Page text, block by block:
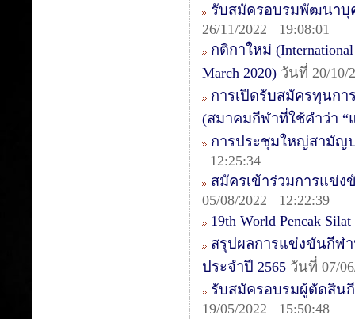
รับสมัครอบรมพัฒนาบุ
26/11/2022 19:08:01
กติกาใหม่ (International
March 2020) วันที่ 20/10/
การเปิดรับสมัครทุนกา
(สมาคมกีฬาที่ใช้คำว่า “
การประชุมใหญ่สามัญป
12:25:34
สมัครเข้าร่วมการแข่ง
05/08/2022 12:22:39
19th World Pencak
สรุปผลการแข่งขันกีฬ
ประจำปี 2565 วันที่ 07/
รับสมัครอบรมผู้ตัดสินกี
19/05/2022 15:50:48